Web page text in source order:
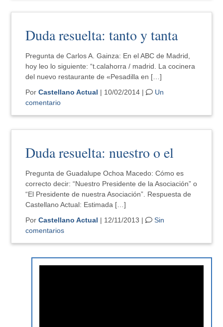
Duda resuelta: tanto y tanta
Pregunta de Carlos A. Gainza: En el ABC de Madrid,
hoy leo lo siguiente: “t.calahorra / madrid. La cocinera
del nuevo restaurante de «Pesadilla en […]
PorCastellano Actual | 10/02/2014 |
Un
comentario
Duda resuelta: nuestro o el
Pregunta de Guadalupe Ochoa Macedo: Cómo es
correcto decir: “Nuestro Presidente de la Asociación” o
“El Presidente de nuestra Asociación”. Respuesta de
Castellano Actual: Estimada […]
PorCastellano Actual | 12/11/2013 |
Sin
comentarios